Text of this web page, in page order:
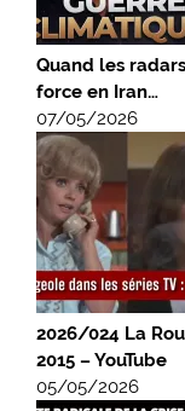
Quand les
force en Iran…
07/05/2026
2026/024 La
2015 – YouTube
05/05/2026